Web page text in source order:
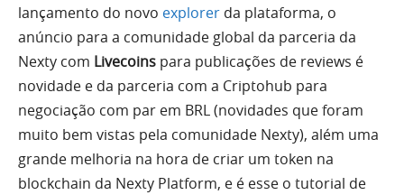
lançamento do novo explorer da plataforma, o
anúncio para a comunidade global da parceria da
Nexty com Livecoins para publicações de reviews é
novidade e da parceria com a Criptohub para
negociação com par em BRL (novidades que foram
muito bem vistas pela comunidade Nexty), além uma
grande melhoria na hora de criar um token na
blockchain da Nexty Platform, e é esse o tutorial de